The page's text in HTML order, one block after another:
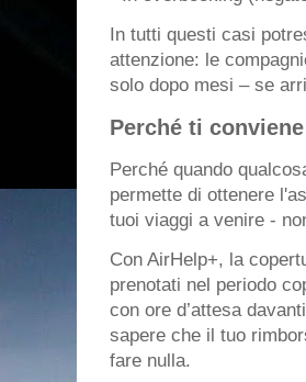
In tutti questi casi
attenzione: le
solo dopo mesi – se
Perché ti
Perché quando
permette di ottenere
tuoi viaggi a venire -
Con AirHelp+, la
prenotati nel periodo
con ore d’attesa
sapere che il tuo
fare nulla.